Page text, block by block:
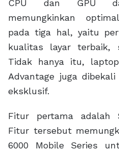
Series.
mengakses Sebagian
SmartAccess
bottleneck tersebut
dapat memanfaatkan
secara optimal. Smart
ROG Zephyrus G14
dengan fitur